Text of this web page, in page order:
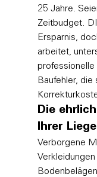
25 Jahre.
Zeitbudget.
Ersparnis,
arbeitet,
Baufehler,
Die
Ihrer
Verborgene